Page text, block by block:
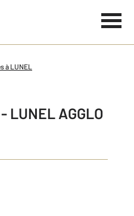
à LUNEL
LUNEL AGGLO